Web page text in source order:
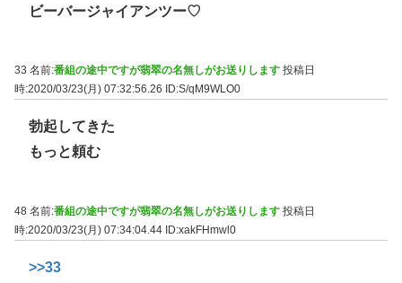
ビーバージャイアンツー♡
33 名前:番組の途中ですが翡翠の名無しがお送りします 投稿日
時:2020/03/23(月) 07:32:56.26
ID:S/qM9WLO0
勃起してきた
もっと頼む
48 名前:番組の途中ですが翡翠の名無しがお送りします 投稿日
時:2020/03/23(月) 07:34:04.44 ID:xakFHmwl0
>>33